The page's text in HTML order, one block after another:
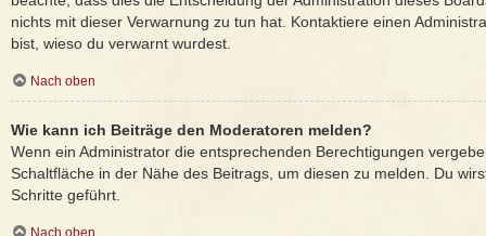
nichts mit dieser Verwarnung zu tun hat. Kontaktiere einen
bist, wieso du verwarnt wurdest.
Nach oben
Wie kann ich Beiträge den Moderatoren melden?
Wenn ein Administrator die entsprechenden Berechtigungen
Schaltfläche in der Nähe des Beitrags, um diesen zu melden. Du
Schritte geführt.
Nach oben